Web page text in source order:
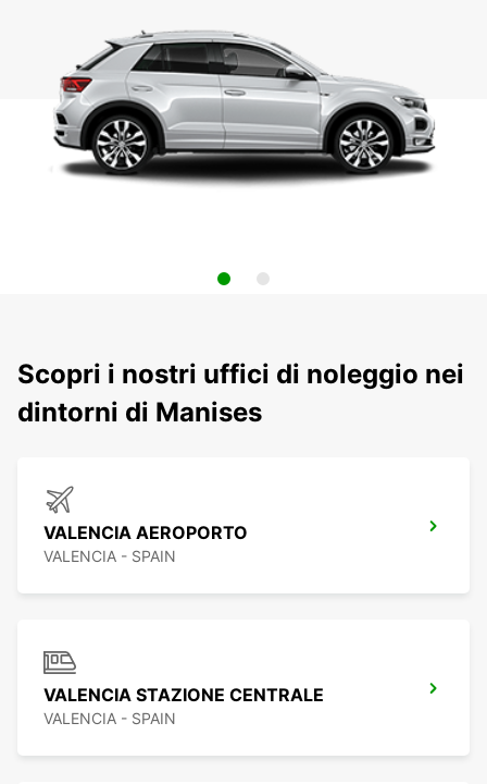
Scopri i nostri uffici di noleggio nei
dintorni di Manises
VALENCIA AEROPORTO
VALENCIA - SPAIN
VALENCIA STAZIONE CENTRALE
VALENCIA - SPAIN